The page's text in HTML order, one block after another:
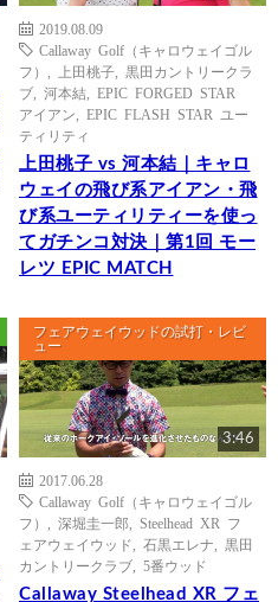
2019.08.09
Callaway Golf（キャロウェイゴル
フ）
上田桃子
黒田カントリークラ
ブ
河本結
EPIC FORGED STAR
アイアン
EPIC FLASH STAR ユー
ティリティ
上田桃子 vs 河本結｜キャロ
ウェイの飛び系アイアン・飛
び系ユーティリティーを使っ
てガチンコ対決｜第1回 モー
レツ EPIC MATCH
フェアウェイウッドの試打・レビ
ュー
3:46
2017.06.28
Callaway Golf（キャロウェイゴル
フ）
深堀圭一郎
Steelhead XR フ
ェアウェイウッド
石黒エレナ
黒田
カントリークラブ
5番ウッド
Callaway Steelhead XR フェ